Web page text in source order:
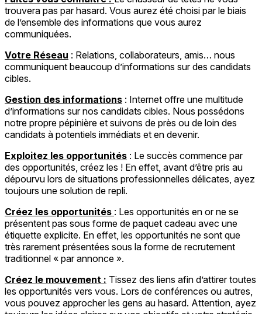
trouvera pas par hasard. Vous aurez été choisi par le biais
de l’ensemble des informations que vous aurez
communiquées.
Votre Réseau : Relations, collaborateurs, amis… nous
communiquent beaucoup d’informations sur des candidats
cibles.
Gestion des informations : Internet offre une multitude
d’informations sur nos candidats cibles. Nous possédons
notre propre pépinière et suivons de près ou de loin des
candidats à potentiels immédiats et en devenir.
Exploitez les opportunités : Le succès commence par
des opportunités, créez les ! En effet, avant d’être pris au
dépourvu lors de situations professionnelles délicates, ayez
toujours une solution de repli.
Créez les opportunités : Les opportunités en or ne se
présentent pas sous forme de paquet cadeau avec une
étiquette explicite. En effet, les opportunités ne sont que
très rarement présentées sous la forme de recrutement
traditionnel « par annonce ».
Créez le mouvement : Tissez des liens afin d’attirer toutes
les opportunités vers vous. Lors de conférences ou autres,
vous pouvez approcher les gens au hasard. Attention, ayez